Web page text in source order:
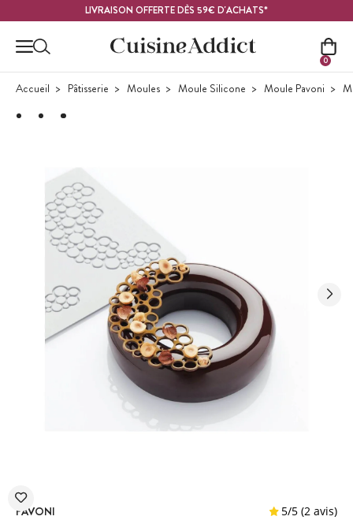
LIVRAISON OFFERTE DÈS 59€ D'ACHATS*
0
Accueil Pâtisserie Moules Moule Silicone Moule Pavoni
PAVONI